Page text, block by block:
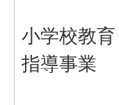
小学校教育
指導事業